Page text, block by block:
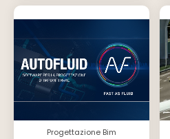
Progettazione Bim